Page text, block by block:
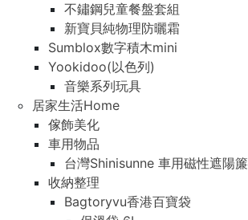
不鏽鋼兒童餐盤套組
新寶貝純物理防曬霜
Sumblox數字積木mini
Yookidoo(以色列)
音樂系列玩具
居家生活Home
傢飾美化
車用物品
台灣Shinisunne 車用磁性遮陽簾
收納整理
Bagtoryvu香港百寶袋